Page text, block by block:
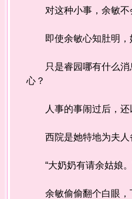
对这种小事，余敏不
即使余敏心知肚明，
只是睿园哪有什么消息
心？
人事的事闹过后，还以
西院是她特地为夫人
“大奶奶有请余姑娘。
余敏偷偷翻个白眼，